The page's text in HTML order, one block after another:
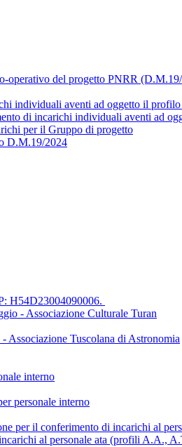
operativo del progetto PNRR
individuali aventi ad oggetto il
di incarichi individuali aventi ad
per il Gruppo di progetto
D.M.19/2024
H54D23004090006.
- Associazione Culturale Turan
Associazione Tuscolana di Astronomia
interno
personale interno
per il conferimento di incarichi al
al personale ata (profili A.A.,